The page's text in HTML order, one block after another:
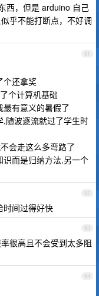
西，但是 arduino 自己
乎不能打断点，不好调
91
个还拿奖
个计算机基础
有意义的暑假了
随波逐流就过了学生时
会走这么多弯路了
而是归纳方法,另一个
92
时间过得好快
93
很高且不会受到太多阻
94